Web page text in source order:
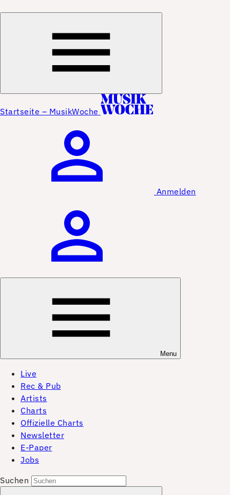
Startseite – MusikWoche
Anmelden
Menu
Live
Rec & Pub
Artists
Charts
Offizielle Charts
Newsletter
E-Paper
Jobs
Suchen